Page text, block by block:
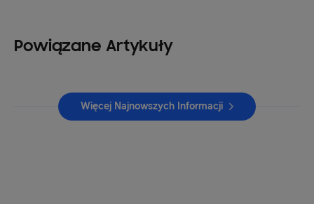
Powiązane Artykuły
Więcej Najnowszych Informacji